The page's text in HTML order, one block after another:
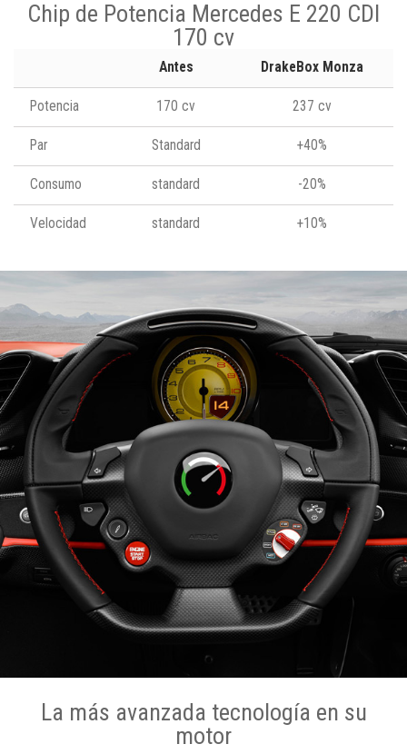
Chip de Potencia Mercedes E 220 CDI
170 cv
Antes DrakeBox Monza
Potencia 170 cv 237 cv
Par Standard +40%
Consumo standard -20%
Velocidad standard +10%
La más avanzada tecnología en su
motor